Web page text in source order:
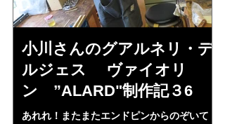
小川さんのグアルネリ・デ
ルジェス ヴァイオリ
ン ”ALARD"制作記３6
あれれ！またまたエンドピンからのぞいて